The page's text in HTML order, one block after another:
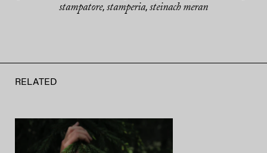
stampatore, stamperia, steinach meran
RELATED